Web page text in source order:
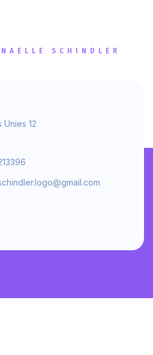
SCHINDLER
12